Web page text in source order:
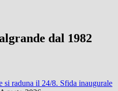
dal 1982
si raduna il 24/8. Sfida inaugurale